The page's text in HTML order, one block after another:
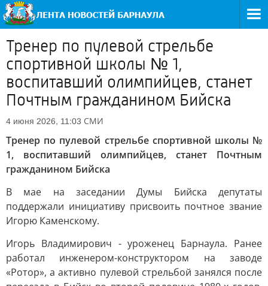
Тренер по пулевой стрельбе
спортивной школы № 1,
воспитавший олимпийцев, станет
Почтным гражданином Бийска
4 июня 2026, 11:03 СМИ
Тренер по пулевой стрельбе спортивной школы №
1, воспитавший олимпийцев, станет Почтным
гражданином Бийска
В мае на заседании Думы Бийска депутаты
поддержали инициативу присвоить почтное звание
Игорю Каменскому.
Игорь Владимирович - уроженец Барнаула. Ранее
работал инженером-конструктором на заводе
«Ротор», а активно пулевой стрельбой занялся после